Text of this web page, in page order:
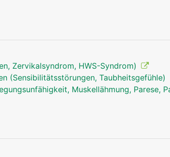
Zervikalsyndrom, HWS-Syndrom)
(Sensibilitätsstörungen, Taubheitsgefühle)
Muskellähmung, Parese,